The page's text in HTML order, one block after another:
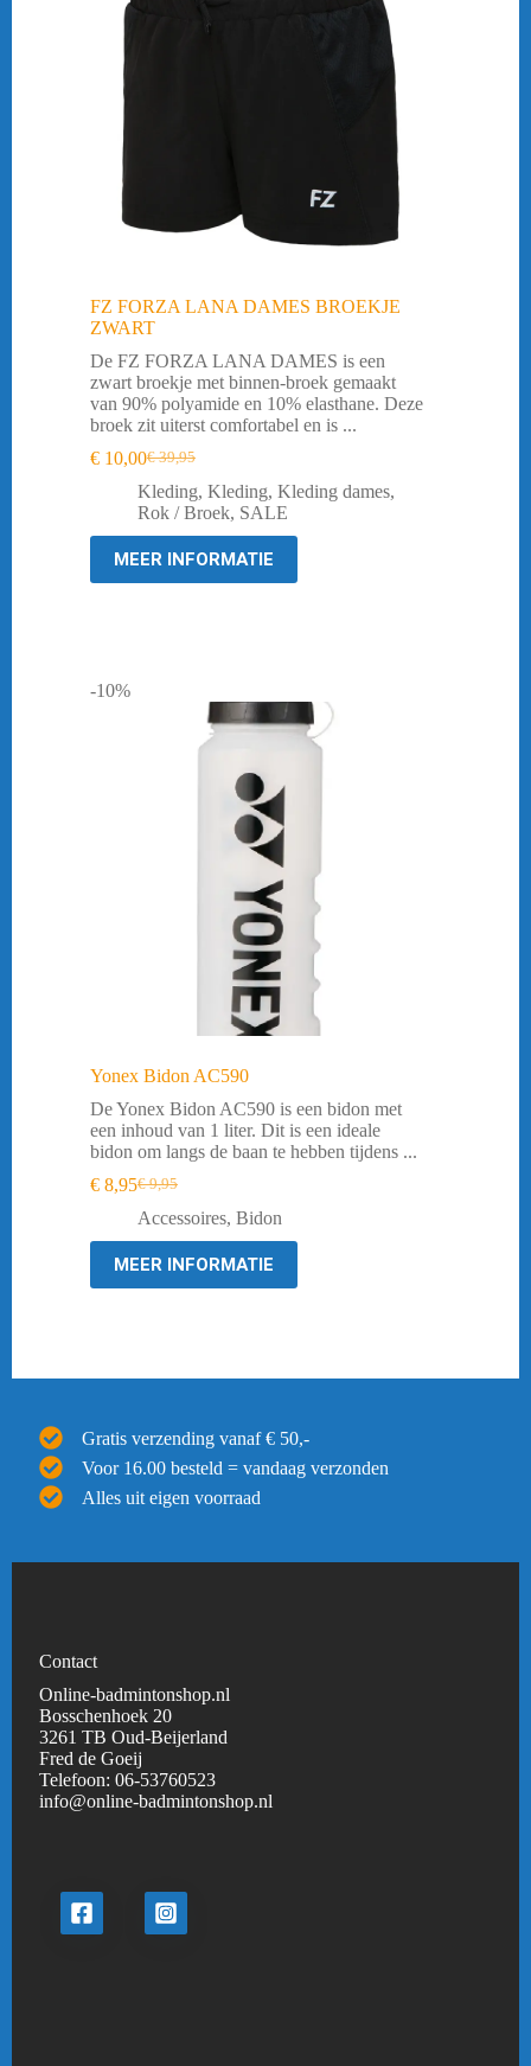
FZ FORZA LANA DAMES BROEKJE
ZWART
De FZ FORZA LANA DAMES is een
zwart broekje met binnen-broek gemaakt
van 90% polyamide en 10% elasthane. Deze
broek zit uiterst comfortabel en is ...
€39,95
Oorspronkelijke
prijs
was:
€ 10,00Huidige
prijs
is:
Kleding, Kleding, Kleding dames,
Rok / Broek, SALE
MEER INFORMATIE
-10%
Yonex Bidon AC590
De Yonex Bidon AC590 is een bidon met
een inhoud van 1 liter. Dit is een ideale
bidon om langs de baan te hebben tijdens ...
€9,95
Oorspronkelijke
prijs
€ 9,95.
€ 8,95Huidige
prijs
€ 8,95.
Accessoires, Bidon
MEER INFORMATIE
Gratis verzending vanaf € 50,-
Voor 16.00 besteld = vandaag verzonden
Alles uit eigen voorraad
Contact
Online-badmintonshop.nl
Bosschenhoek 20
3261 TB Oud-Beijerland
Fred de Goeij
Telefoon:06-53760523
info@online-badmintonshop.nl